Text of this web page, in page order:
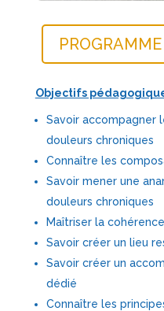
Objectifs
Savoir accompagner
douleurs chroniques
Connaître les
Savoir mener une
douleurs chroniques
Maîtriser la
Savoir créer un lieu
Savoir créer un
dédié
Connaître les